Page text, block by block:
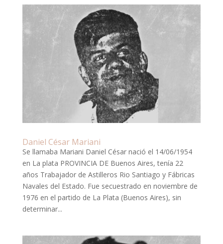
Daniel César Mariani
Se llamaba Mariani Daniel César nació el 14/06/1954
en La plata PROVINCIA DE Buenos Aires, tenía 22
años Trabajador de Astilleros Rio Santiago y Fábricas
Navales del Estado. Fue secuestrado en noviembre de
1976 en el partido de La Plata (Buenos Aires), sin
determinar...